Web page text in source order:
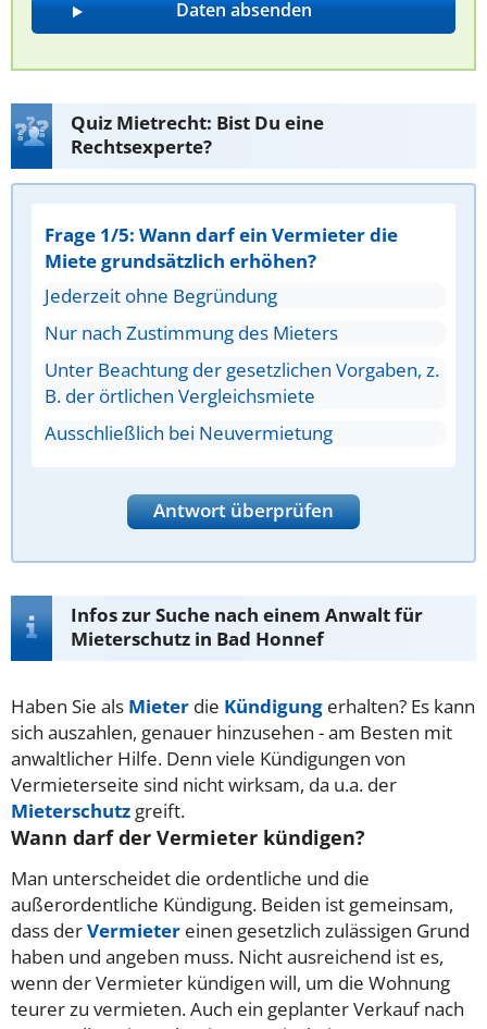
Quiz Mietrecht: Bist Du eine
Rechtsexperte?
Frage 1/5: Wann darf ein Vermieter die
Miete grundsätzlich erhöhen?
Jederzeit ohne Begründung
Nur nach Zustimmung des Mieters
Unter Beachtung der gesetzlichen Vorgaben, z.
B. der örtlichen Vergleichsmiete
Ausschließlich bei Neuvermietung
Antwort überprüfen
Infos zur Suche nach einem Anwalt für
Mieterschutz in Bad Honnef
Haben Sie als Mieter die Kündigung erhalten? Es kann
sich auszahlen, genauer hinzusehen - am Besten mit
anwaltlicher Hilfe. Denn viele Kündigungen von
Vermieterseite sind nicht wirksam, da u.a. der
Mieterschutz greift.
Wann darf der Vermieter kündigen?
Man unterscheidet die ordentliche und die
außerordentliche Kündigung. Beiden ist gemeinsam,
dass derVermieter einen gesetzlich zulässigen Grund
haben und angeben muss. Nicht ausreichend ist es,
wenn der Vermieter kündigen will, um die Wohnung
teurer zu vermieten. Auch ein geplanter Verkauf nach